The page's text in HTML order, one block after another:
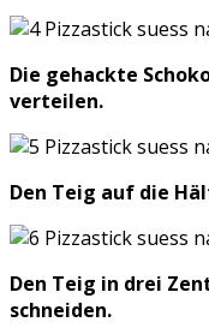
Die gehackte
verteilen.
Den Teig auf die
Den Teig in drei
schneiden.